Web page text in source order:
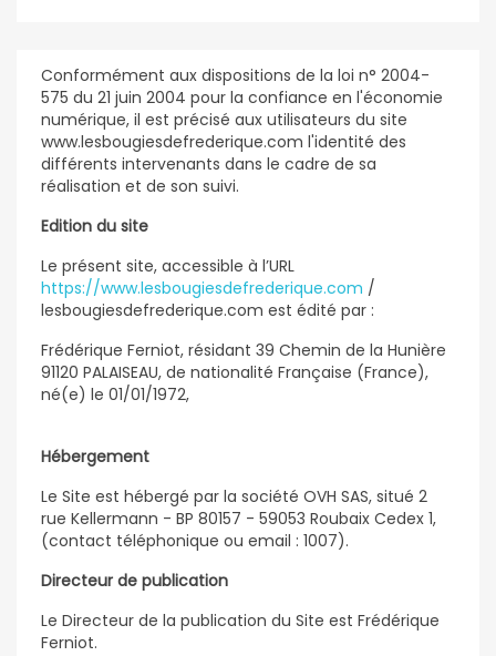
Conformément aux dispositions de la loi n° 2004-
575 du 21 juin 2004 pour la confiance en l'économie
numérique, il est précisé aux utilisateurs du site
www.lesbougiesdefrederique.com l'identité des
différents intervenants dans le cadre de sa
réalisation et de son suivi.
Edition du site
Le présent site, accessible à l’URL
https://www.lesbougiesdefrederique.com /
lesbougiesdefrederique.com est édité par :
Frédérique Ferniot, résidant 39 Chemin de la Hunière
91120 PALAISEAU, de nationalité Française (France),
né(e) le 01/01/1972,
Hébergement
Le Site est hébergé par la société OVH SAS, situé 2
rue Kellermann - BP 80157 - 59053 Roubaix Cedex 1,
(contact téléphonique ou email : 1007).
Directeur de publication
Le Directeur de la publication du Site est Frédérique
Ferniot.